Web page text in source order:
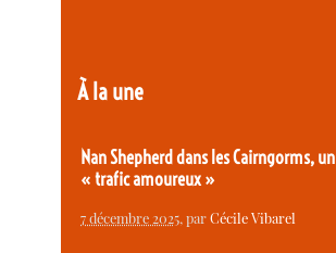
À la une
Nan Shepherd dans les Cairngorms, un
« trafic amoureux »
7 décembre 2025, parCécile Vibarel